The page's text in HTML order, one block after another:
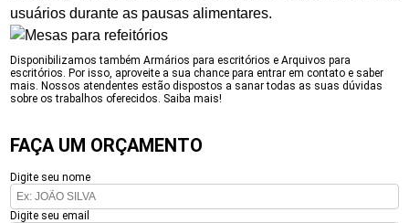
usuários durante as pausas alimentares.
Disponibilizamos também Armários para escritórios e Arquivos para
escritórios. Por isso, aproveite a sua chance para entrar em contato e saber
mais. Nossos atendentes estão dispostos a sanar todas as suas dúvidas
sobre os trabalhos oferecidos. Saiba mais!
FAÇA UM ORÇAMENTO
Digite seu nome
Digite seu email